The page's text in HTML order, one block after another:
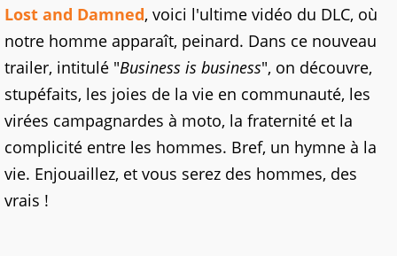
Lost and Damned, voici l'ultime vidéo du DLC, où
notre homme apparaît, peinard. Dans ce nouveau
trailer, intitulé "Business is business", on découvre,
stupéfaits, les joies de la vie en communauté, les
virées campagnardes à moto, la fraternité et la
complicité entre les hommes. Bref, un hymne à la
vie. Enjouaillez, et vous serez des hommes, des
vrais !